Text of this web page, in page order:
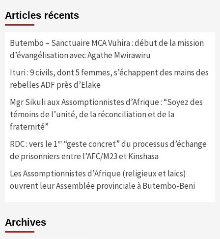
Articles récents
Butembo – Sanctuaire MCA Vuhira : début de la mission
d’évangélisation avec Agathe Mwirawiru
Ituri : 9 civils, dont 5 femmes, s’échappent des mains des
rebelles ADF près d’Elake
Mgr Sikuli aux Assomptionnistes d’Afrique : “Soyez des
témoins de l’unité, de la réconciliation et de la
fraternité”
RDC : vers le 1ᵉʳ “geste concret” du processus d’échange
de prisonniers entre l’AFC/M23 et Kinshasa
Les Assomptionnistes d’Afrique (religieux et laïcs)
ouvrent leur Assemblée provinciale à Butembo-Beni
Archives